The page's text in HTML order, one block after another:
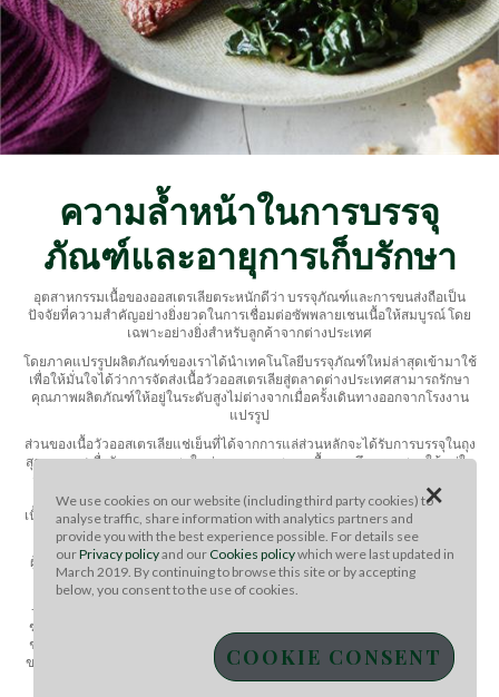
ความล้ำหน้าในการบรรจุ
ภัณฑ์และอายุการเก็บรักษา
อุตสาหกรรมเนื้อของออสเตรเลียตระหนักดีว่า บรรจุภัณฑ์และการขนส่งถือเป็น
ปัจจัยที่ความสำคัญอย่างยิ่งยวดในการเชื่อมต่อซัพพลายเชนเนื้อให้สมบูรณ์ โดย
เฉพาะอย่างยิ่งสำหรับลูกค้าจากต่างประเทศ
โดยภาคแปรรูปผลิตภัณฑ์ของเราได้นำเทคโนโลยีบรรจุภัณฑ์ใหม่ล่าสุดเข้ามาใช้
เพื่อให้มั่นใจได้ว่าการจัดส่งเนื้อวัวออสเตรเลียสู่ตลาดต่างประเทศสามารถรักษา
คุณภาพผลิตภัณฑ์ให้อยู่ในระดับสูงไม่ต่างจากเมื่อครั้งเดินทางออกจากโรงงาน
แปรรูป
ส่วนของเนื้อวัวออสเตรเลียแช่เย็นที่ได้จากการแล่ส่วนหลักจะได้รับการบรรจุในถุง
สุญญากาศเพื่อรักษาความสดใหม่และคุณภาพของเนื้อ รวมถึงตรวจสอบให้แน่ใจ
ว่าจะช่วยยืดอายุการเก็บรักษาได้ โดยในขั้นตอนของการจัดส่งจะมีการควบคุม
อุณหภูมิของเนื้ออย่างเข้มงวด เพื่อยับยั้งการเติบโตของแบคทีเรีย และถนอมให้
เนื้อวัวออสเตรเลียมีอายุการเก็บรักษาที่ยาวนานถึง 120 วัน ในสภาวะการจัดเก็บที่
เหมาะสม
ผู้แปรรูปเนื้อชาวออสเตรเลียจะพิจารณาปัจจัยต่างๆ 4 ประการที่มีบทบาทสำคัญ
ต่อการควบคุมการเติบโตของเชื้อจุลินทรีย์ในถุงเก็บเนื้อสุญญากาศ ดังต่อไปนี้
- ข้อกำหนดในการแปรรูปของออสเตรเลีย ความสะอาดของวัวก่อนกระบวนการ
ฆ่า (สำหรับการเลี้ยงด้วยหญ้า) และการลดความเร็วของการแปรรูปในโรงฆ่าจะ
ช่วยลดจำนวนเชื้อจุลินทรีย์ลงได้ ซึ่งจะช่วยลดโอกาสของการปนเปื้อนบริเวณผิว
ของเนื้อได้ ดังที่กล่าวไว้ข้างต้นว่า ผู้แปรรูปที่ผ่านการรับรองมาตรฐานการส่งออก
จะต้องดำเนินการตามขั้นตอนที่กำหนด และพร้อมรับการตรวจสอบจากรัฐบาล
×
We use cookies on our website (including third party cookies) to
analyse traffic, share information with analytics partners and
provide you with the best experience possible. For details see
ourPrivacy policyand our Cookies policywhich were last updated in
March 2019. By continuing to browse this site or by accepting
below, you consent to the use of cookies.
COOKIE CONSENT